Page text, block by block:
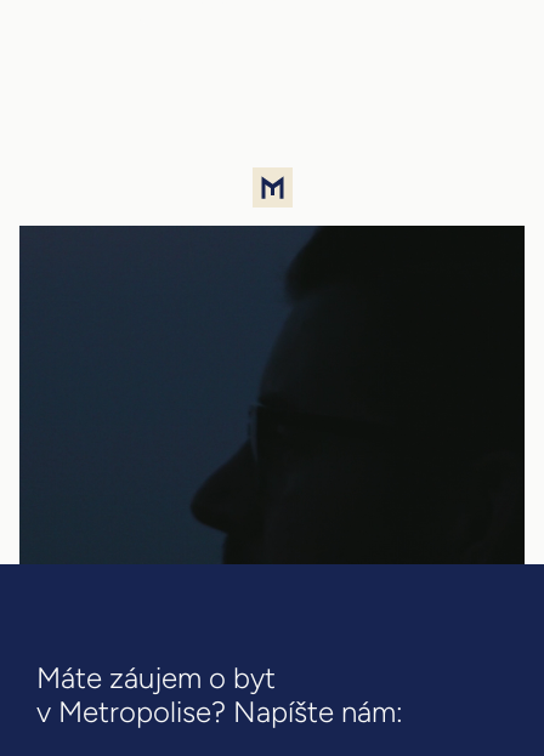
Máte záujem o byt
v Metropolise? Napíšte nám: